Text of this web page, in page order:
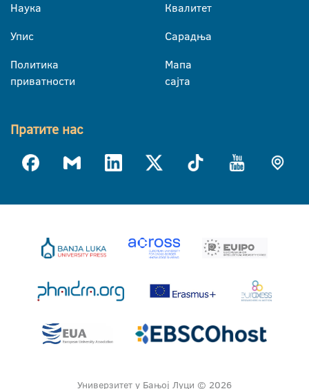
Наука
Упис
Политика
приватности
Квалитет
Сарадња
Мапа
сајта
Пратите нас
Универзитет у Бањој Луци © 2026